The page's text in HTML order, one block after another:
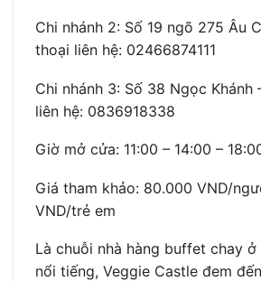
Chi nhánh 2: Số 19 ngõ 275 Âu
thoại liên hệ: 02466874111
Chi nhánh 3: Số 38 Ngọc Khánh
liên hệ: 0836918338
Giờ mở cửa: 11:00 – 14:00 –
Giá tham khảo: 80.000 VND/
VND/trẻ em
Là chuỗi nhà hàng buffet chay
nổi tiếng, Veggie Castle đem